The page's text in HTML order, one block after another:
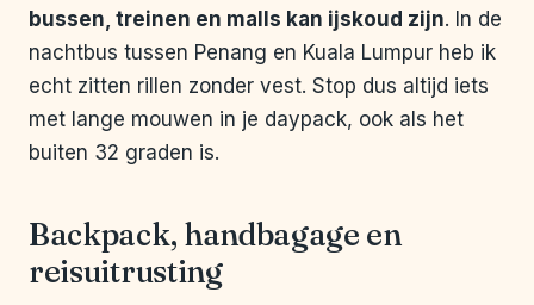
bussen, treinen en malls kan ijskoud zijn. In de
nachtbus tussen Penang en Kuala Lumpur heb ik
echt zitten rillen zonder vest. Stop dus altijd iets
met lange mouwen in je daypack, ook als het
buiten 32 graden is.
Backpack, handbagage en
reisuitrusting